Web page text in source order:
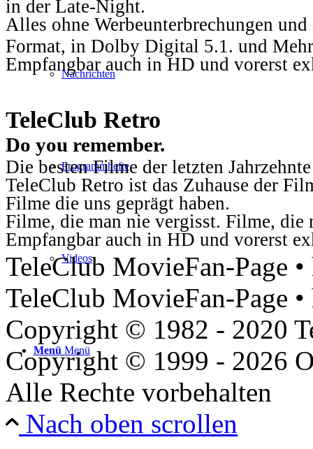
Nachrichten
Programmhefte
Videos
Menü Menü
in der Late-Night.
Alles ohne Werbeunterbrechungen
Format, in Dolby Digital 5.1. und
Empfangbar auch in HD und vorerst
TeleClub Retro
Do you remember.
Die besten Filme der letzten
TeleClub Retro ist das Zuhause der
Filme die uns geprägt haben.
Filme, die man nie vergisst. Filme, die
Empfangbar auch in HD und vorerst
TeleClub MovieFan-Page
TeleClub MovieFan-Page
Copyright © 1982 - 2020
Copyright © 1999 - 2026
Alle Rechte vorbehalten
Nach oben scrollen